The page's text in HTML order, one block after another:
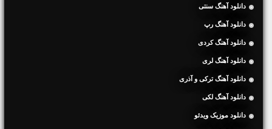
دانلود آهنگ سنتی
دانلود آهنگ رپ
دانلود آهنگ کردی
دانلود آهنگ لری
دانلود آهنگ ترکی و آذری
دانلود آهنگ لکی
دانلود موزیک ویدئو